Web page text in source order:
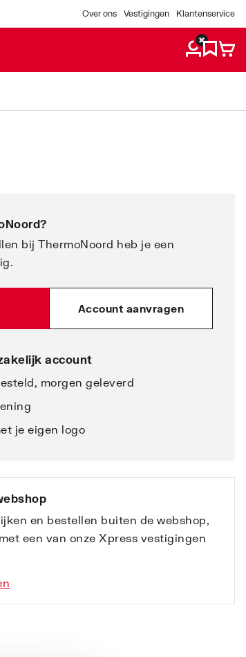
Over ons Vestigingen Klantenservice
?
bij ThermoNoord heb je een
Account aanvragen
account
morgen geleverd
je eigen logo
en bestellen buiten de webshop,
een van onze Xpress vestigingen